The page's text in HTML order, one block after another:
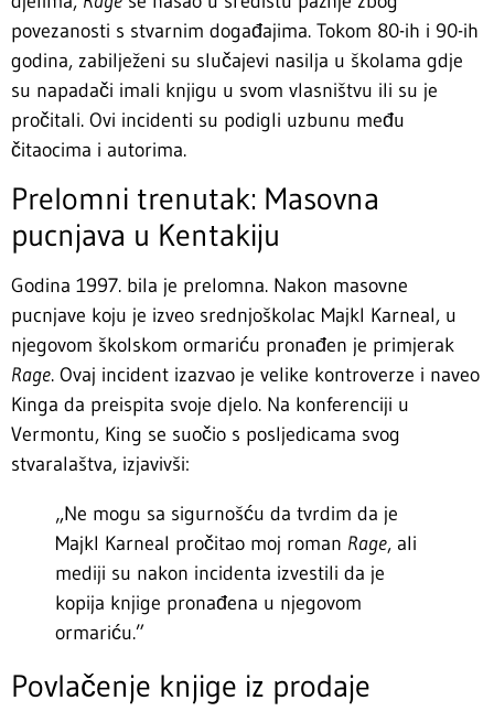
povezanosti s stvarnim događajima. Tokom 80-ih i 90-ih
godina, zabilježeni su slučajevi nasilja u školama gdje
su napadači imali knjigu u svom vlasništvu ili su je
pročitali. Ovi incidenti su podigli uzbunu među
čitaocima i autorima.
Prelomni trenutak: Masovna
pucnjava u Kentakiju
Godina 1997. bila je prelomna. Nakon masovne
pucnjave koju je izveo srednjoškolac Majkl Karneal, u
njegovom školskom ormariću pronađen je primjerak
Rage. Ovaj incident izazvao je velike kontroverze i naveo
Kinga da preispita svoje djelo. Na konferenciji u
Vermontu, King se suočio s posljedicama svog
stvaralaštva, izjavivši:
„Ne mogu sa sigurnošću da tvrdim da je
Majkl Karneal pročitao moj roman Rage, ali
mediji su nakon incidenta izvestili da je
kopija knjige pronađena u njegovom
ormariću.”
Povlačenje knjige iz prodaje